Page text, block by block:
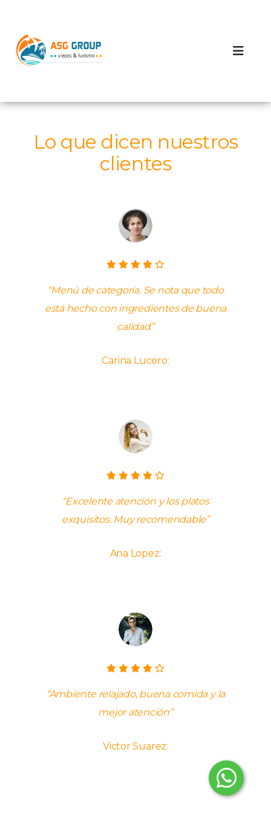
Lo que dicen nuestros
clientes
“Menú de categoría. Se nota que todo
está hecho con ingredientes de buena
calidad”
Carina Lucero:
“Excelente atención y los platos
exquisitos. Muy recomendable”
Ana Lopez:
“Ambiente relajado, buena comida y la
mejor atención”
Victor Suarez: